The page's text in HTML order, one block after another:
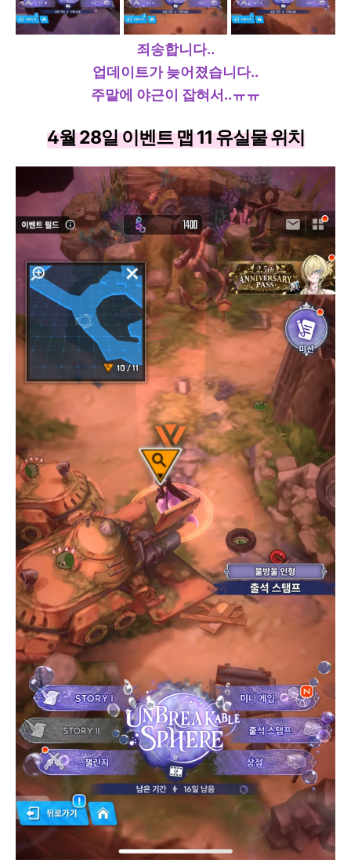
죄송합니다..
업데이트가 늦어졌습니다..
주말에 야근이 잡혀서..ㅠㅠ
4월 28일 이벤트 맵 11 유실물 위치